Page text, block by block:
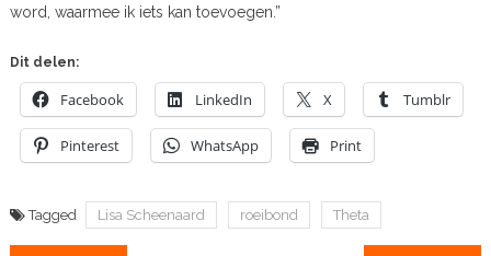
word, waarmee ik iets kan toevoegen.”
Dit delen:
Facebook LinkedIn X Tumblr
Pinterest WhatsApp Print
Tagged Lisa Scheenaard roeibond Theta